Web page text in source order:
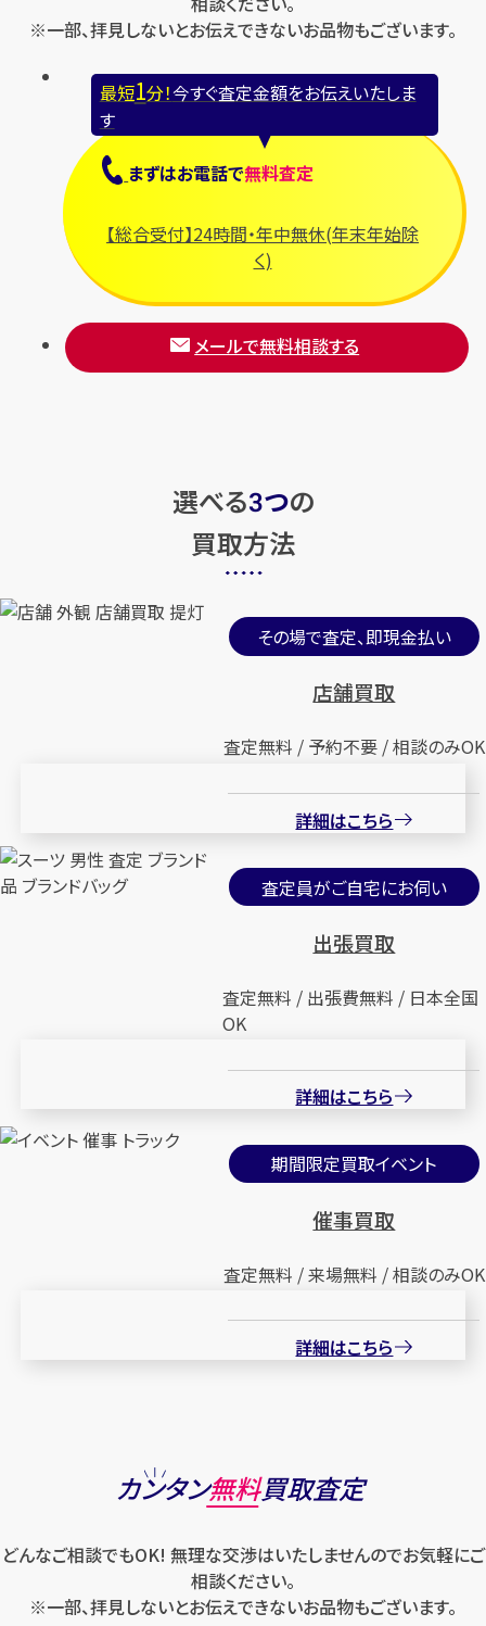
※一部、拝見しないとお伝えできないお品物もございます。
最短1分！今すぐ査定金額をお伝えいたしま
す
まずはお電話で無料査定
【総合受付】24時間・年中無休(年末年始除
く)
メールで無料相談する
選べる3つの
買取方法
その場で査定、即現金払い
店舗買取
査定無料 / 予約不要 / 相談のみOK
詳細はこちら
査定員がご自宅にお伺い
出張買取
査定無料 / 出張費無料 / 日本全国
OK
詳細はこちら
期間限定買取イベント
催事買取
査定無料 / 来場無料 / 相談のみOK
詳細はこちら
カンタン無料買取査定
どんなご相談でもOK! 無理な交渉はいたしませんのでお気軽にご
相談ください。
※一部、拝見しないとお伝えできないお品物もございます。